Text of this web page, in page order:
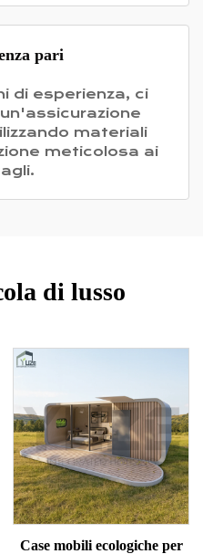
pari
di esperienza, ci
materiali
meticolosa ai
di lusso
Case mobili ecologiche per